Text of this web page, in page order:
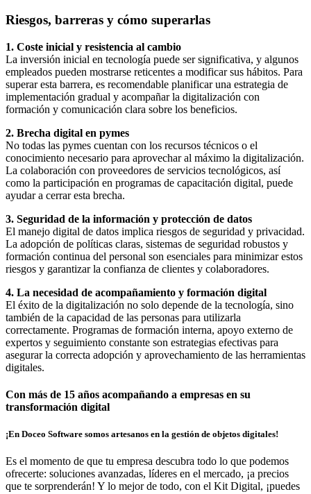
Riesgos, barreras y cómo superarlas
1. Coste inicial y resistencia al cambio
La inversión inicial en tecnología puede ser significativa, y algunos
empleados pueden mostrarse reticentes a modificar sus hábitos. Para
superar esta barrera, es recomendable planificar una estrategia de
implementación gradual y acompañar la digitalización con
formación y comunicación clara sobre los beneficios.
2. Brecha digital en pymes
No todas las pymes cuentan con los recursos técnicos o el
conocimiento necesario para aprovechar al máximo la digitalización.
La colaboración con proveedores de servicios tecnológicos, así
como la participación en programas de capacitación digital, puede
ayudar a cerrar esta brecha.
3. Seguridad de la información y protección de datos
El manejo digital de datos implica riesgos de seguridad y privacidad.
La adopción de políticas claras, sistemas de seguridad robustos y
formación continua del personal son esenciales para minimizar estos
riesgos y garantizar la confianza de clientes y colaboradores.
4. La necesidad de acompañamiento y formación digital
El éxito de la digitalización no solo depende de la tecnología, sino
también de la capacidad de las personas para utilizarla
correctamente. Programas de formación interna, apoyo externo de
expertos y seguimiento constante son estrategias efectivas para
asegurar la correcta adopción y aprovechamiento de las herramientas
digitales.
Con más de 15 años acompañando a empresas en su
transformación digital
¡En Doceo Software somos artesanos en la gestión de objetos digitales!
Es el momento de que tu empresa descubra todo lo que podemos
ofrecerte: soluciones avanzadas, líderes en el mercado, ¡a precios
que te sorprenderán! Y lo mejor de todo, con el Kit Digital, ¡puedes